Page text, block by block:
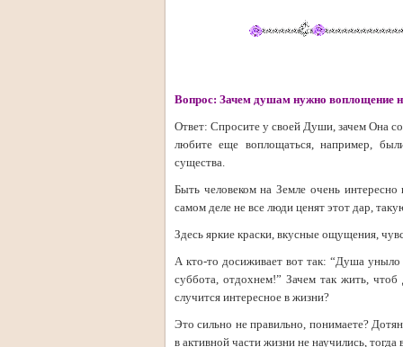
Вопрос: Зачем душам нужно воплощение
Ответ: Спросите у своей Души, зачем Она
любите еще воплощаться, например,
существа.
Быть человеком на Земле очень
самом деле не все люди ценят этот дар,
Здесь яркие краски, вкусные ощущения,
А кто-то досиживает вот так: “Душа
суббота, отдохнем!” Зачем так жить,
случится интересное в жизни?
Это сильно не правильно, понимаете?
в активной части жизни не научились,